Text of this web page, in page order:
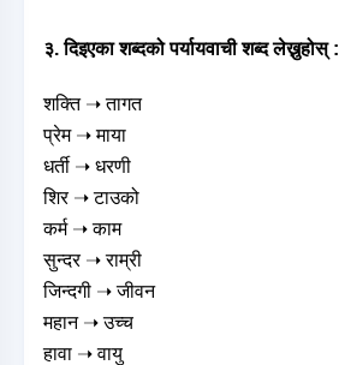
३. दिइएका शब्दको पर्यायवाची शब्द लेख्नुहोस् :
शक्ति ➝ तागत
प्रेम ➝ माया
धर्ती ➝ धरणी
शिर ➝ टाउको
कर्म ➝ काम
सुन्दर ➝ राम्री
जिन्दगी ➝ जीवन
महान ➝ उच्च
हावा ➝ वायु